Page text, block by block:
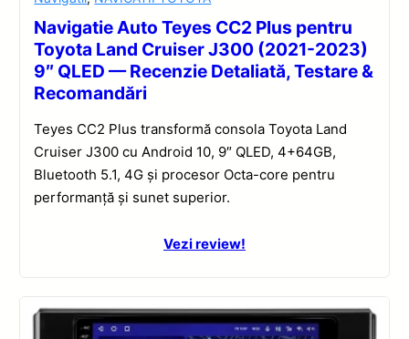
Navigatie Auto Teyes CC2 Plus pentru
Toyota Land Cruiser J300 (2021-2023)
9″ QLED — Recenzie Detaliată, Testare &
Recomandări
Teyes CC2 Plus transformă consola Toyota Land
Cruiser J300 cu Android 10, 9″ QLED, 4+64GB,
Bluetooth 5.1, 4G și procesor Octa-core pentru
performanță și sunet superior.
Vezi review!